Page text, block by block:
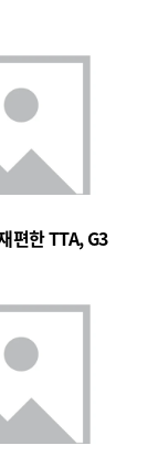
편한 TTA, G3